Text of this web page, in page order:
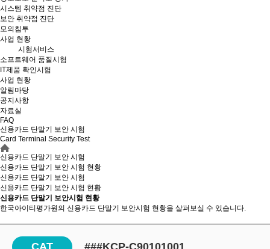
시스템 취약점 진단
보안 취약점 진단
모의침투
사업 현황
시험서비스
소프트웨어 품질시험
IT제품 확인시험
사업 현황
알림마당
공지사항
자료실
FAQ
신용카드 단말기 보안 시험
Card Terminal Security Test
신용카드 단말기 보안 시험
신용카드 단말기 보안 시험 현황
신용카드 단말기 보안 시험
신용카드 단말기 보안 시험 현황
신용카드 단말기 보안시험 현황
한국아이티평가원의 신용카드 단말기 보안시험 현황을 살펴보실 수 있습니다.
CAT ###KCP-C90101001